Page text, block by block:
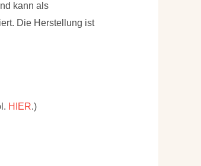
kann als
Die Herstellung ist
HIER.)